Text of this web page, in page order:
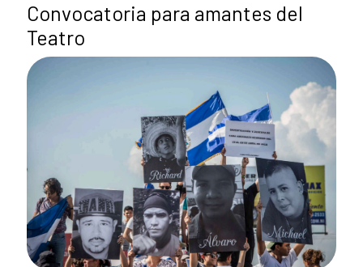
Convocatoria para amantes del
Teatro